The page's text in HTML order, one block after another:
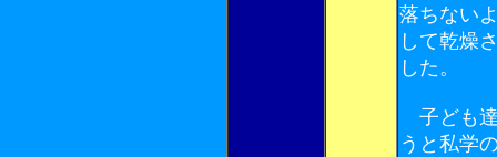
落ちない
して乾燥
した。
子ども達
うと私学